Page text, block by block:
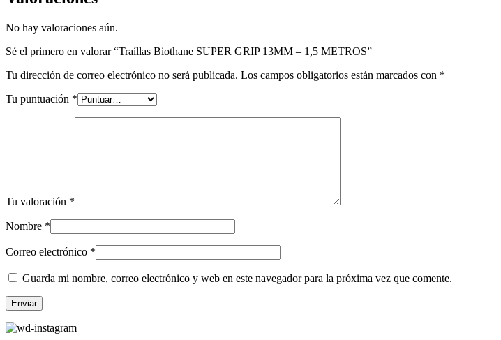
No hay valoraciones aún.
Sé el primero en valorar “Traíllas Biothane SUPER GRIP 13MM – 1,5 METROS”
Tu dirección de correo electrónico no será publicada. Los campos obligatorios están marcados con *
Tu puntuación *
Tu valoración *
Nombre *
Correo electrónico *
Guarda mi nombre, correo electrónico y web en este navegador para la próxima vez que comente.